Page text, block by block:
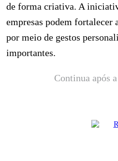
de forma criativa. A
empresas podem fortalecer
por meio de gestos
importantes.
Continua após